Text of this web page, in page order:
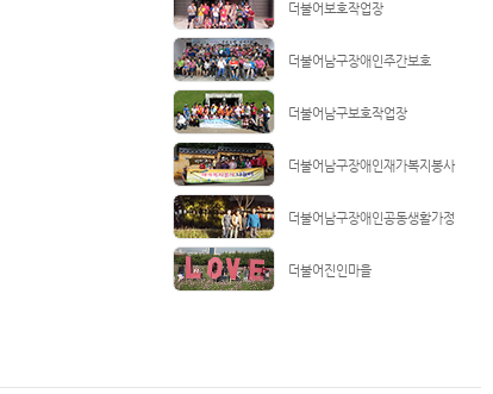
더불어보호작업장
더불어남구장애인주간보호
더불어남구보호작업장
더불어남구장애인재가복지봉사
더불어남구장애인공동생활가정
더불어진인마을